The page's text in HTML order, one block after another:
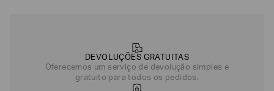
DEVOLUÇÕES GRATUITAS
Oferecemos um serviço de devolução simples e
gratuito para todos os pedidos.